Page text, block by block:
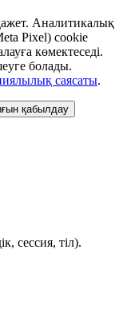
Аналитикалық
Pixel) cookie
көмектеседі.
болады.
саясаты.
қабылдау
сессия, тіл).